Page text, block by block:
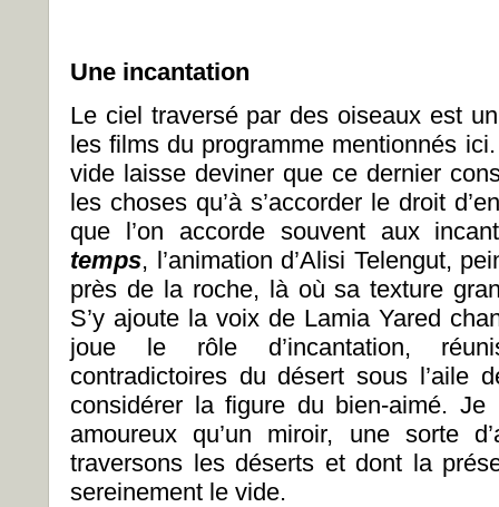
Une incantation
Le ciel traversé par des oiseaux est
les films du programme mentionnés
vide laisse deviner que ce dernier
les choses qu’à s’accorder le droit
que l’on accorde souvent aux
temps, l’animation d’Alisi Telengut,
près de la roche, là où sa texture
S’y ajoute la voix de Lamia Yared
joue le rôle d’incantation,
contradictoires du désert sous l’aile
considérer la figure du bien-aimé.
amoureux qu’un miroir, une sorte
traversons les déserts et dont la
sereinement le vide.